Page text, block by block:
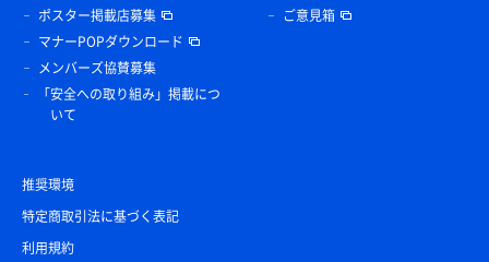
ポスター掲載店募集
マナーPOPダウンロード
メンバーズ協賛募集
「安全への取り組み」掲載につ
いて
ご意見箱
推奨環境
特定商取引法に基づく表記
利用規約